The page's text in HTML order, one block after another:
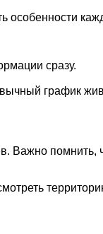
особенности
сразу.
график
Важно